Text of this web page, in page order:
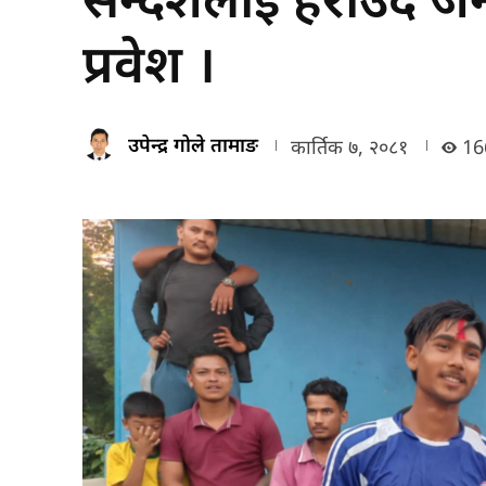
प्रवेश ।
उपेन्द्र गोले तामाङ कार्तिक ७, २०८१